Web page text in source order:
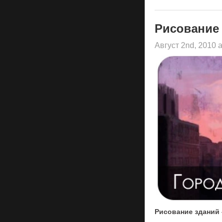
Август 2nd, 2010
Рисование зданий